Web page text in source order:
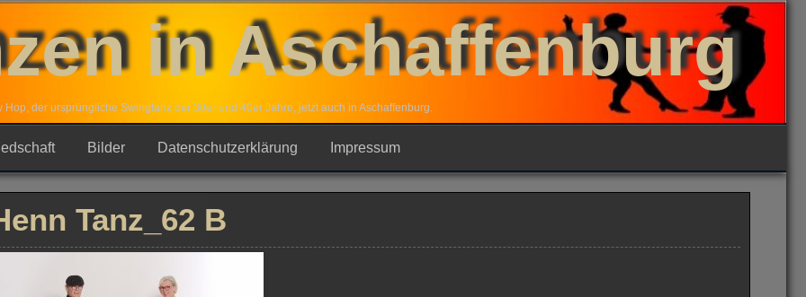
in Aschaffenburg
Hop, der ursprüngliche Swingtanz der 30er und 40er Jahre, jetzt auch in Aschaffenburg.
Bilder Datenschutzerklärung Impressum
Tanz_62 B